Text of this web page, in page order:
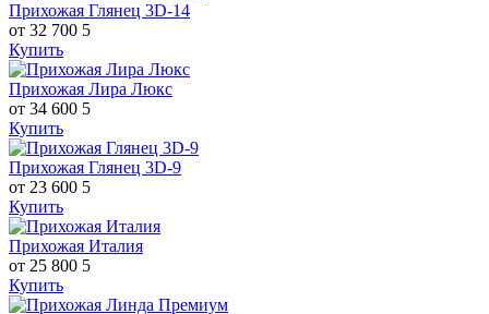
Прихожая Глянец 3D-14
от 32 700 5
Купить
Прихожая Лира Люкс
от 34 600 5
Купить
Прихожая Глянец 3D-9
от 23 600 5
Купить
Прихожая Италия
от 25 800 5
Купить